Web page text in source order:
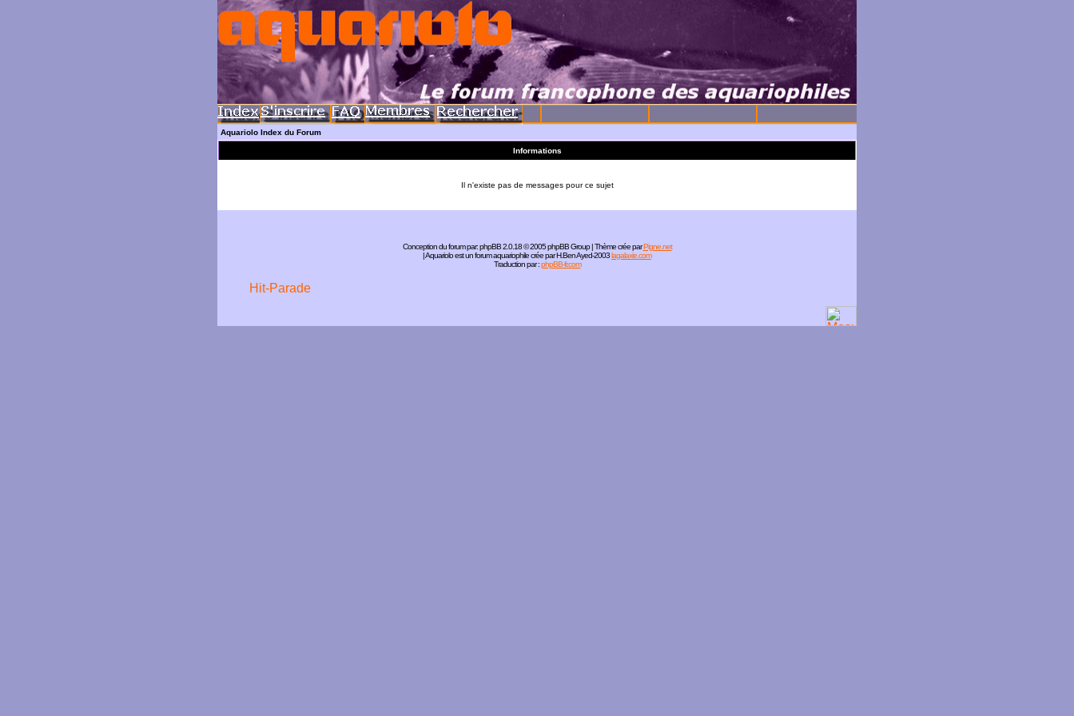
Aquariolo Index du Forum
Informations
Il n'existe pas de messages pour ce sujet
Conception du forum par:phpBB2.0.18 © 2005 phpBB Group | Thème crée parPigne.net
| Aquariolo est un forum aquariophile crée par H.Ben Ayed-2003lagalaxie.com
Traduction par :phpBB-fr.com